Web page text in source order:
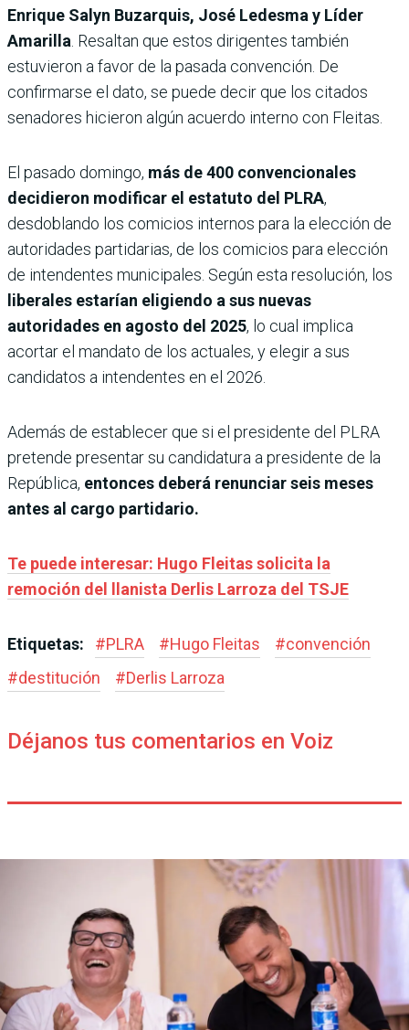
Enrique Salyn Buzarquis, José Ledesma y Líder
Amarilla . Resaltan que estos dirigentes también
estuvieron a favor de la pasada convención. De
confirmarse el dato, se puede decir que los citados
senadores hicieron algún acuerdo interno con Fleitas.
El pasado domingo, más de 400 convencionales
decidieron modificar el estatuto del PLRA,
desdoblando los comicios internos para la elección de
autoridades partidarias, de los comicios para elección
de intendentes municipales. Según esta resolución, los
liberales estarían eligiendo a sus nuevas
autoridades en agosto del 2025, lo cual implica
acortar el mandato de los actuales, y elegir a sus
candidatos a intendentes en el 2026.
Además de establecer que si el presidente del PLRA
pretende presentar su candidatura a presidente de la
República, entonces deberá renunciar seis meses
antes al cargo partidario.
Te puede interesar: Hugo Fleitas solicita la
remoción del llanista Derlis Larroza del TSJE
Etiquetas: #PLRA #Hugo Fleitas #convención
#destitución #Derlis Larroza
Déjanos tus comentarios en Voiz